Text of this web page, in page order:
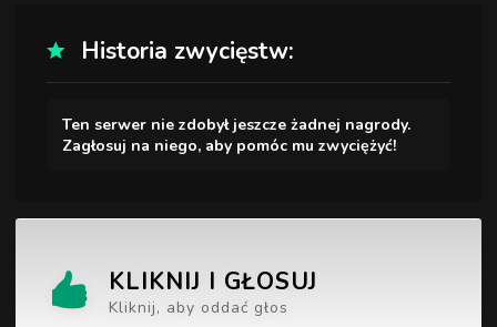
Historia zwycięstw:
Ten serwer nie zdobył jeszcze żadnej nagrody.
Zagłosuj na niego, aby pomóc mu zwyciężyć!
KLIKNIJ I GŁOSUJ
Kliknij, aby oddać głos